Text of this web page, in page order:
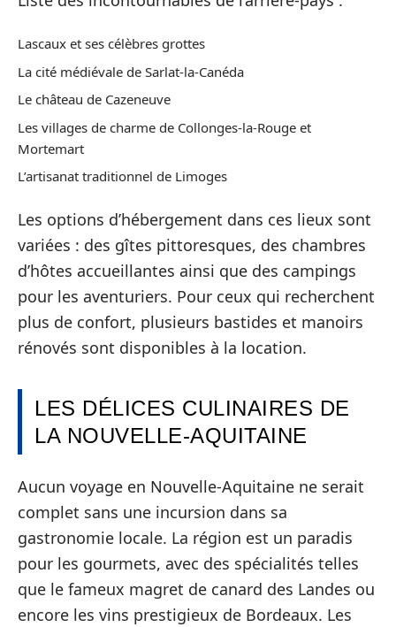
Lascaux et ses célèbres grottes
La cité médiévale de Sarlat-la-Canéda
Le château de Cazeneuve
Les villages de charme de Collonges-la-Rouge et
Mortemart
L’artisanat traditionnel de Limoges
Les options d’hébergement dans ces lieux sont
variées : des gîtes pittoresques, des chambres
d’hôtes accueillantes ainsi que des campings
pour les aventuriers. Pour ceux qui recherchent
plus de confort, plusieurs bastides et manoirs
rénovés sont disponibles à la location.
LES DÉLICES CULINAIRES DE
LA NOUVELLE-AQUITAINE
Aucun voyage en Nouvelle-Aquitaine ne serait
complet sans une incursion dans sa
gastronomie locale. La région est un paradis
pour les gourmets, avec des spécialités telles
que le fameux magret de canard des Landes ou
encore les vins prestigieux de Bordeaux. Les